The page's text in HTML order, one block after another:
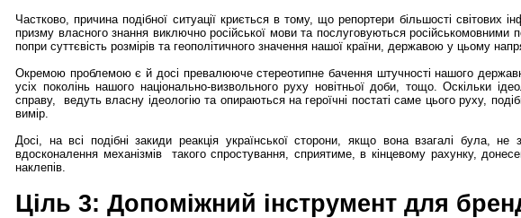
Частково, причина подібної ситуації криється в тому, що репортери більшості
призму власного знання виключно російської мови та послуговуються
попри суттєвість розмірів та геополітичного значення нашої країни, державою у цьому
Окремою проблемою є й досі превалююче стереотипне бачення штучності нашого
усіх поколінь нашого національно-визвольного руху новітньої доби, тощо. Оскільки
справу, ведуть власну ідеологію та опираються на героїчні постаті саме цього руху,
вимір.
Досі, на всі подібні закиди реакція української сторони, якщо вона взагалі була,
вдосконалення механізмів такого спростування, сприятиме, в кінцевому рахунку,
наклепів.
Ціль 3: Допоміжний інструмент для